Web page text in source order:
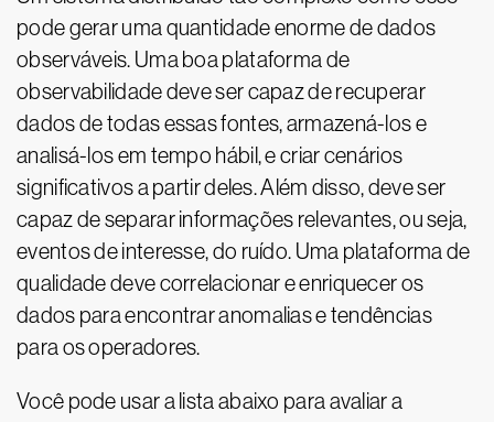
pode gerar uma quantidade enorme de dados
observáveis. Uma boa plataforma de
observabilidade deve ser capaz de recuperar
dados de todas essas fontes, armazená-los e
analisá-los em tempo hábil, e criar cenários
significativos a partir deles. Além disso, deve ser
capaz de separar informações relevantes, ou seja,
eventos de interesse, do ruído. Uma plataforma de
qualidade deve correlacionar e enriquecer os
dados para encontrar anomalias e tendências
para os operadores.
Você pode usar a lista abaixo para avaliar a